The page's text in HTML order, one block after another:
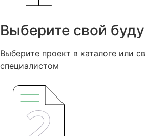
Выберите свой
Выберите проект в каталоге или
специалистом